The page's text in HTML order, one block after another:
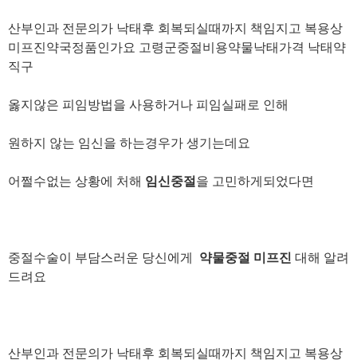
산부인과 전문의가 낙태후 회복되실때까지 책임지고 복용상
미프진약국정품인가요 고령군중절비용약물낙태가격 낙­태약
직구
옳지않은 피임방법을 사용하거나 피임실패로 인해
원하지 않는 임신을 하는경우가 생기는데요
어쩔수없는 상황에 처해 임신중절을 고민하게되었다면
중절수술이 부담스러운 당신에게 약물중절 미프진 대해 알려
드려요
산부인과 전문의가 낙태후 회복되실때까지 책임지고 복용상